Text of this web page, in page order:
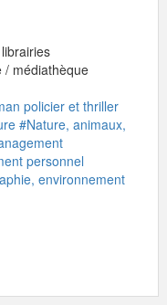
/ médiathèque
policier et thriller
#Nature, animaux,
personnel
environnement